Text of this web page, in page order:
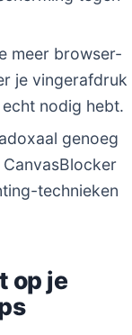
meer browser-
je vingerafdruk
nodig hebt.
genoeg
technieken
op je